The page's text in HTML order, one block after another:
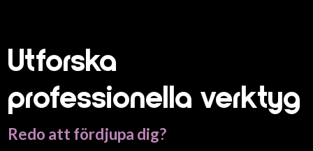
Utforska
professionella verktyg
Redo att fördjupa dig?